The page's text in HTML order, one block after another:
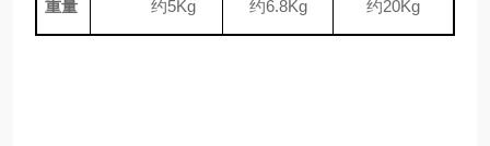
重量 约5Kg 约6.8Kg 约20Kg